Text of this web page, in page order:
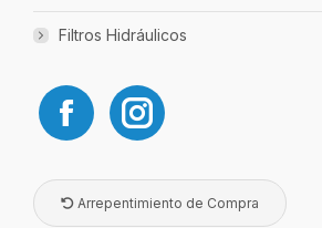
Filtros Hidráulicos
Arrepentimiento de Compra